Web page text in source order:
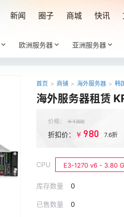
新闻 圈子 商城 快讯
欧洲服务器 亚洲服务器
首页 > 商铺 > 海外服务器 > 韩
海外服务器租赁
价格： ￥1300
折扣价： ￥ 980 7.6折
CPU E3-1270 v6 - 3.80
库存数量 0
已售数量 0